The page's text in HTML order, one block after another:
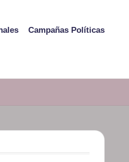
Campañas Políticas